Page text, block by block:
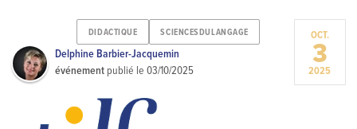
DIDACTIQUE SCIENCESDULANGAGE
Delphine Barbier-Jacquemin
événement publié le03/10/2025
OCT.
3
2025